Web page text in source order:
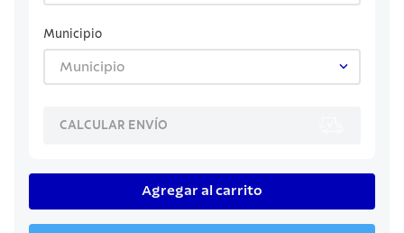
Municipio
Municipio
CALCULAR ENVÍO
Agregar al carrito